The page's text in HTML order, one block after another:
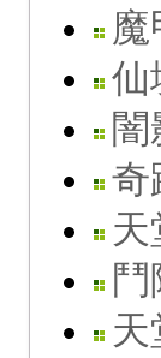
仙
闇
奇
天
天